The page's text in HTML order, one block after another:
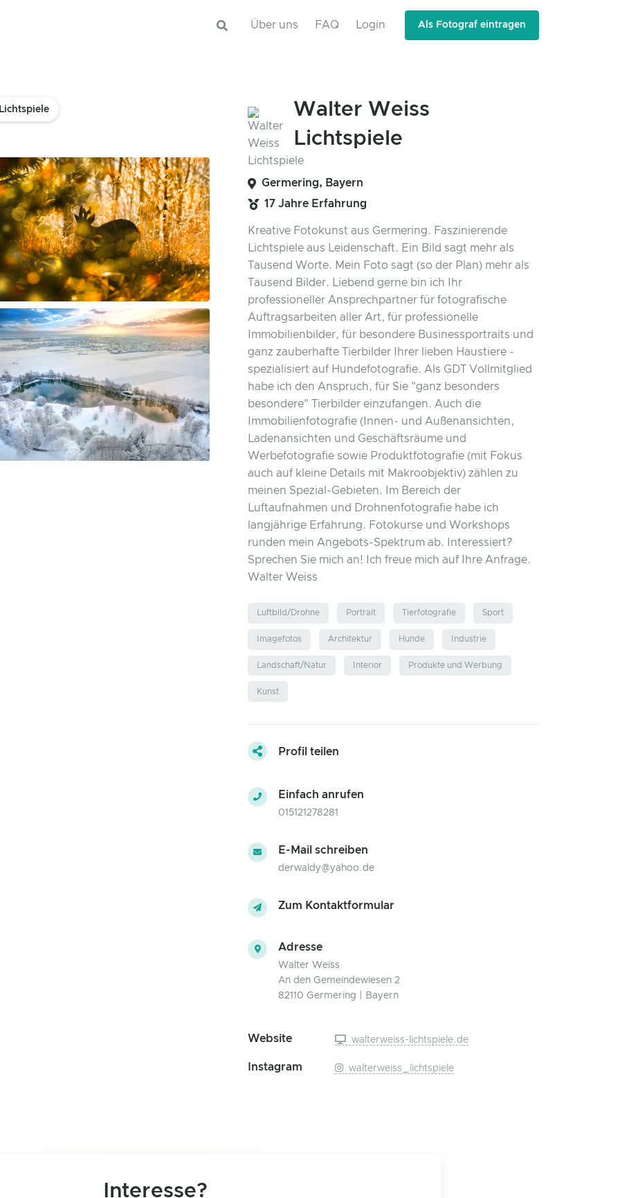
Über uns FAQ Login Als Fotograf eintragen
Walter Weiss
Lichtspiele
Germering, Bayern
17 Jahre Erfahrung
Kreative Fotokunst aus Germering. Faszinierende
Lichtspiele aus Leidenschaft. Ein Bild sagt mehr als
Tausend Worte. Mein Foto sagt (so der Plan) mehr als
Tausend Bilder. Liebend gerne bin ich Ihr
professioneller Ansprechpartner für fotografische
Auftragsarbeiten aller Art, für professionelle
Immobilienbilder, für besondere Businessportraits und
ganz zauberhafte Tierbilder Ihrer lieben Haustiere -
spezialisiert auf Hundefotografie. Als GDT Vollmitglied
habe ich den Anspruch, für Sie "ganz besonders
besondere" Tierbilder einzufangen. Auch die
Immobilienfotografie (Innen- und Außenansichten,
Ladenansichten und Geschäftsräume und
Werbefotografie sowie Produktfotografie (mit Fokus
auch auf kleine Details mit Makroobjektiv) zählen zu
meinen Spezial-Gebieten. Im Bereich der
Luftaufnahmen und Drohnenfotografie habe ich
langjährige Erfahrung. Fotokurse und Workshops
runden mein Angebots-Spektrum ab. Interessiert?
Sprechen Sie mich an! Ich freue mich auf Ihre Anfrage.
Walter Weiss
Luftbild/Drohne Portrait Tierfotografie Sport
Imagefotos Architektur Hunde Industrie
Landschaft/Natur Interior Produkte und Werbung
Kunst
Profil teilen
Einfach anrufen
015121278281
E-Mail schreiben
derwaldy@yahoo.de
Zum Kontaktformular
Adresse
Walter Weiss
An den Gemeindewiesen 2
82110 Germering | Bayern
Website walterweiss-lichtspiele.de
Instagram walterweiss_lichtspiele
Interesse?